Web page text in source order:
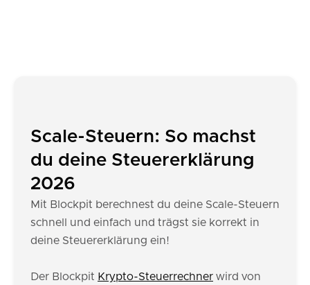
Scale-Steuern: So machst
du deine Steuererklärung
2026
Mit Blockpit berechnest du deine Scale-Steuern
schnell und einfach und trägst sie korrekt in
deine Steuererklärung ein!
Der Blockpit Krypto-Steuerrechner wird von